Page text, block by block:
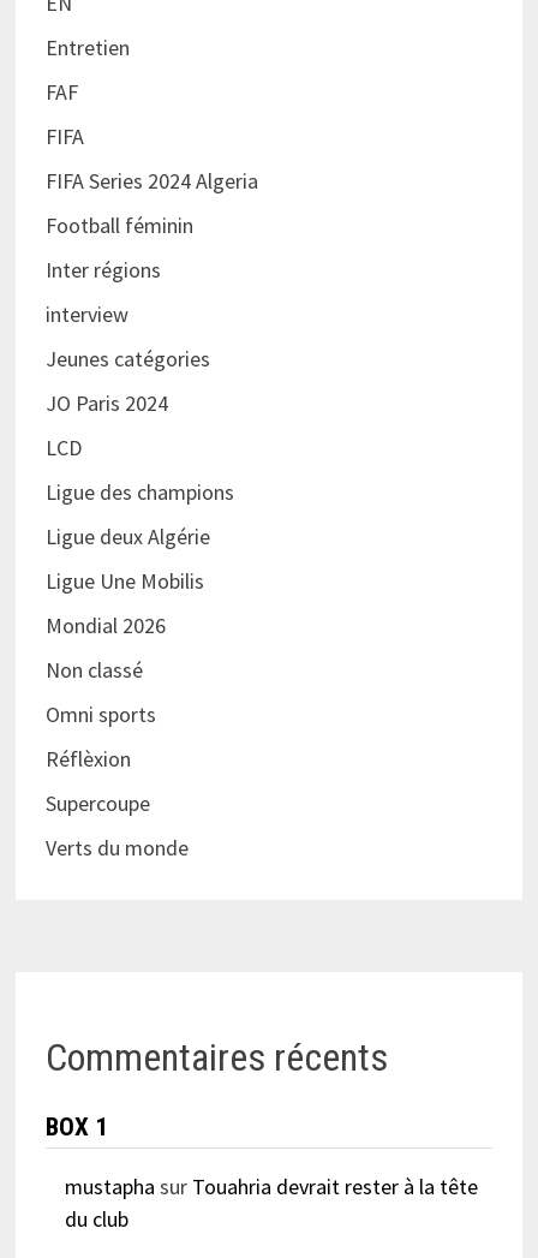
Entretien
FAF
FIFA
FIFA Series 2024 Algeria
Football féminin
Inter régions
interview
Jeunes catégories
JO Paris 2024
LCD
Ligue des champions
Ligue deux Algérie
Ligue Une Mobilis
Mondial 2026
Non classé
Omni sports
Réflèxion
Supercoupe
Verts du monde
Commentaires récents
BOX 1
mustapha sur Touahria devrait rester à la tête
du club